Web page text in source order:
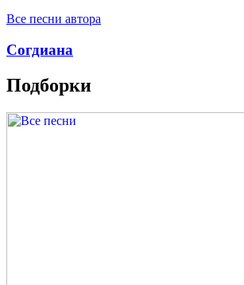
Все песни автора
Согдиана
Подборки